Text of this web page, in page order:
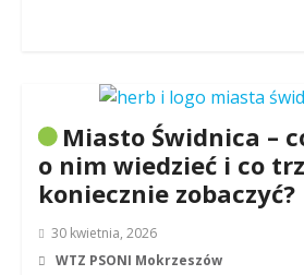
Miasto Świdnica –
o nim wiedzieć i co
koniecznie zobaczyć?
30 kwietnia, 2026
WTZ PSONI Mokrzeszów